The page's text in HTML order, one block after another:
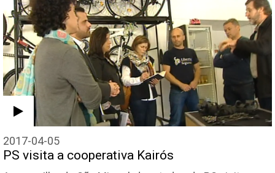
2017-04-05
PS visita a cooperativa Kairós